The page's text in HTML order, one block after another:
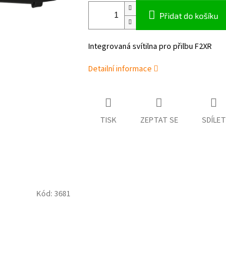
Přidat do košíku
Integrovaná svítilna pro přilbu F2XR
Detailní informace
TISK ZEPTAT SE SDÍLET
Kód: 3681